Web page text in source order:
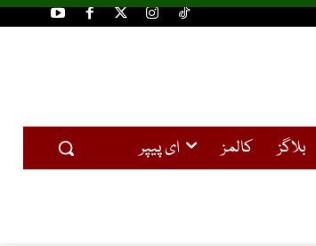
بلاگز کالمز ای پیپر